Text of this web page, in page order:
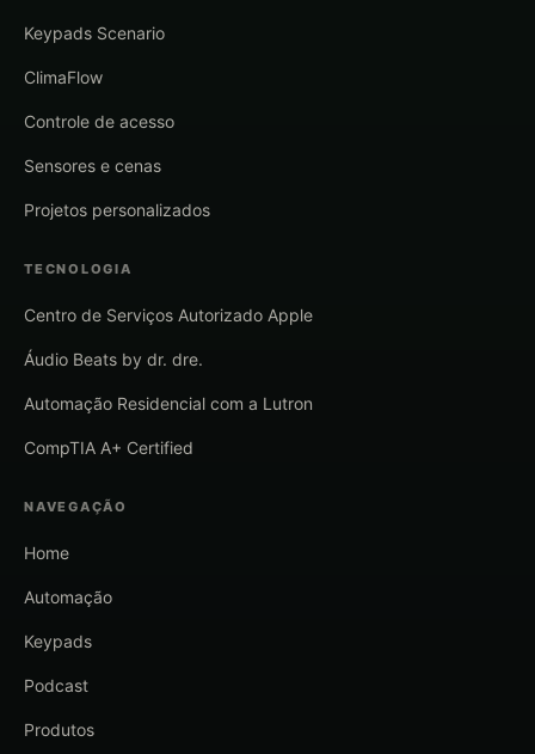
Keypads Scenario
ClimaFlow
Controle de acesso
Sensores e cenas
Projetos personalizados
TECNOLOGIA
Centro de Serviços Autorizado Apple
Áudio Beats by dr. dre.
Automação Residencial com a Lutron
CompTIA A+ Certified
NAVEGAÇÃO
Home
Automação
Keypads
Podcast
Produtos